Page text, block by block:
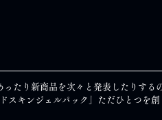
たり新商品を次々と発表したりする
スキンジェルパック」ただひとつを創